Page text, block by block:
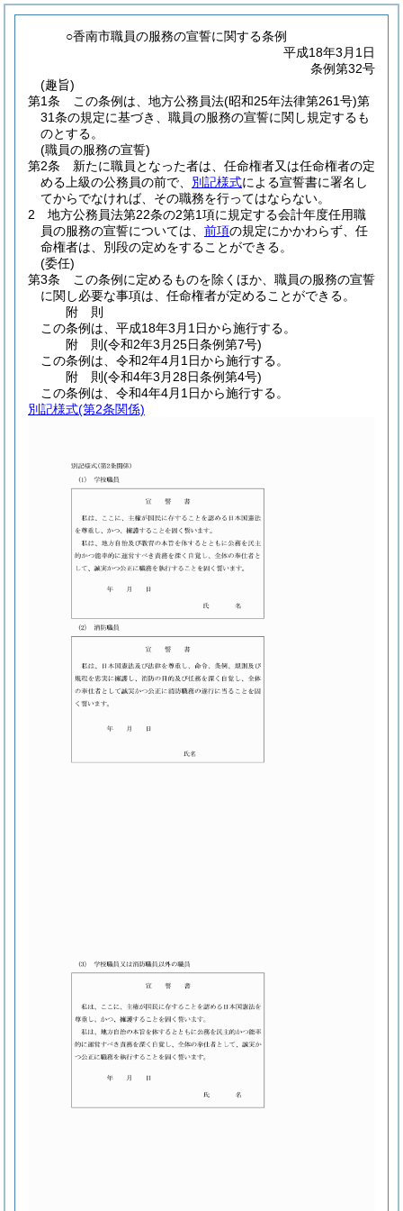
○香南市職員の服務の宣誓に関する条例
平成18年3月1日
条例第32号
(趣旨)
第1条
この条例は、地方公務員法(昭和25年法律第261号)第
31条の規定に基づき、職員の服務の宣誓に関し規定するも
のとする。
(職員の服務の宣誓)
第2条
新たに職員となった者は、任命権者又は任命権者の定
める上級の公務員の前で、 別記様式による宣誓書に署名し
てからでなければ、その職務を行ってはならない。
2
地方公務員法第22条の2第1項に規定する会計年度任用職
員の服務の宣誓については、 前項の規定にかかわらず、任
命権者は、別段の定めをすることができる。
(委任)
第3条
この条例に定めるものを除くほか、職員の服務の宣誓
に関し必要な事項は、任命権者が定めることができる。
附 則
この条例は、平成18年3月1日から施行する。
附 則(令和2年3月25日条例第7号)
この条例は、令和2年4月1日から施行する。
附 則(令和4年3月28日条例第4号)
この条例は、令和4年4月1日から施行する。
別記様式(第2条関係)